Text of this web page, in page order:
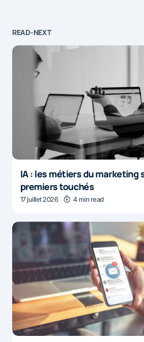
READ-NEXT
IA : les métiers du marketing
premiers touchés
17 juillet 2026 4 min read